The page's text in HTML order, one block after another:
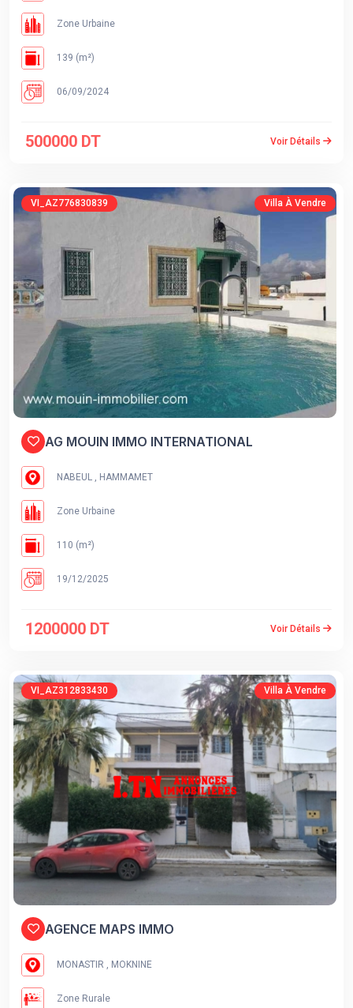
Zone Urbaine
139 (m²)
06/09/2024
500000 DT Voir Détails
VI_AZ776830839 Villa À Vendre
AG MOUIN IMMO INTERNATIONAL
NABEUL , HAMMAMET
Zone Urbaine
110 (m²)
19/12/2025
1200000 DT Voir Détails
VI_AZ312833430 Villa À Vendre
AGENCE MAPS IMMO
MONASTIR , MOKNINE
Zone Rurale